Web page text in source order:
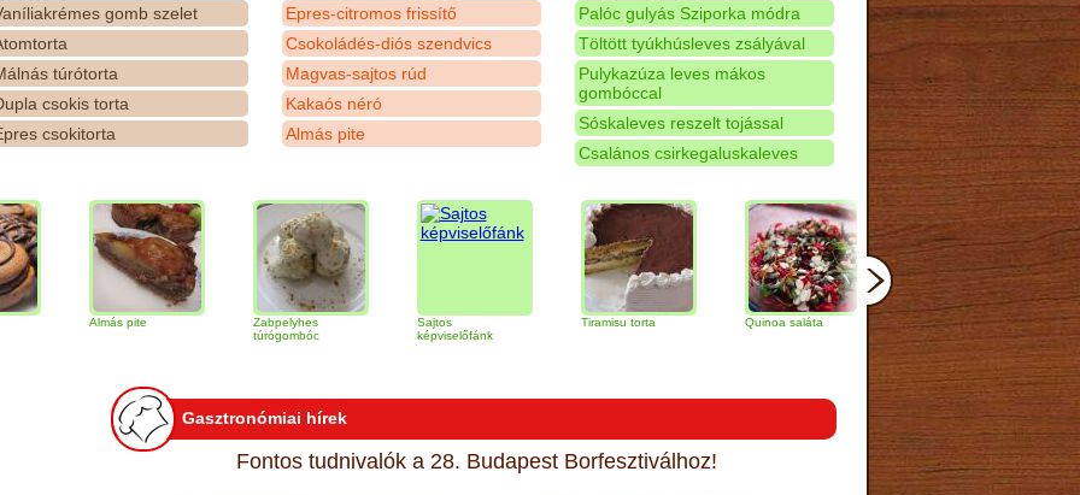
gomb szelet
túrótorta
csokis torta
csokitorta
Epres-citromos frissítő
Csokoládés-diós szendvics
Magvas-sajtos rúd
Kakaós néró
Almás pite
Palóc gulyás Sziporka módra
Töltött tyúkhúsleves zsályával
Pulykazúza leves mákos
gombóccal
Sóskaleves reszelt tojással
Csalános csirkegaluskaleves
Zabpelyhes
túrógombóc
képviselőfánk
Tiramisu torta Quinoa saláta Mandulás kifli
Csokoládés-
narancs
Gasztronómiai hírek
Fontos tudnivalók a 28. Budapest Borfesztiválhoz!